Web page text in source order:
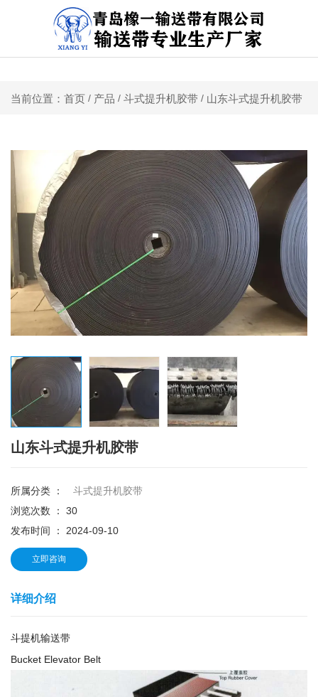
关于我们 | 联系我们
全国咨询热线：
138-6420-1845
137-8066-5725
当前位置：首页 / 产品 / 斗式提升机胶带 / 山东斗式提升机胶带
山东斗式提升机胶带
所属分类 ：
斗式提升机胶带
浏览次数 ： 30
发布时间 ： 2024-09-10
立即咨询
详细介绍
斗提机输送带
Bucket Elevator Belt